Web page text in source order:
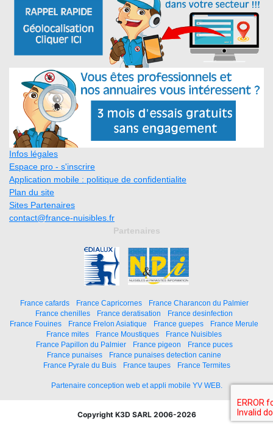
Infos légales
Espace pro - s'inscrire
Application mobile : politique de confidentialite
Plan du site
Sites Partenaires
contact@france-nuisibles.fr
Partenaires
France cafards France Capricornes
France Charancon du Palmier
France chenilles
France deratisation
France desinfection
France Fouines
France Frelon Asiatique France guepes
France Merule
France mites
France Moustiques
France Nuisibles
France Papillon du Palmier
France pigeon
France puces
France punaises
France punaises detection canine
France Pyrale du Buis
France taupes France Termites
Partenaire conception web et appli mobile YV WEB.
Copyright K3D SARL 2006-2026